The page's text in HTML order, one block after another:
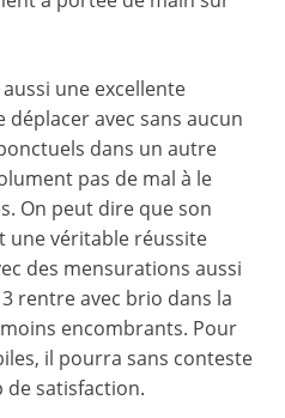
une excellente
avec sans aucun
dans un autre
pas de mal à le
On peut dire que son
une véritable réussite
des mensurations aussi
rentre avec brio dans la
encombrants. Pour
il pourra sans conteste
satisfaction.